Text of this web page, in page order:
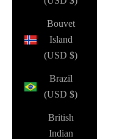
Bouvet
Island
(USD $)
Brazil
(USD $)
British
Indian